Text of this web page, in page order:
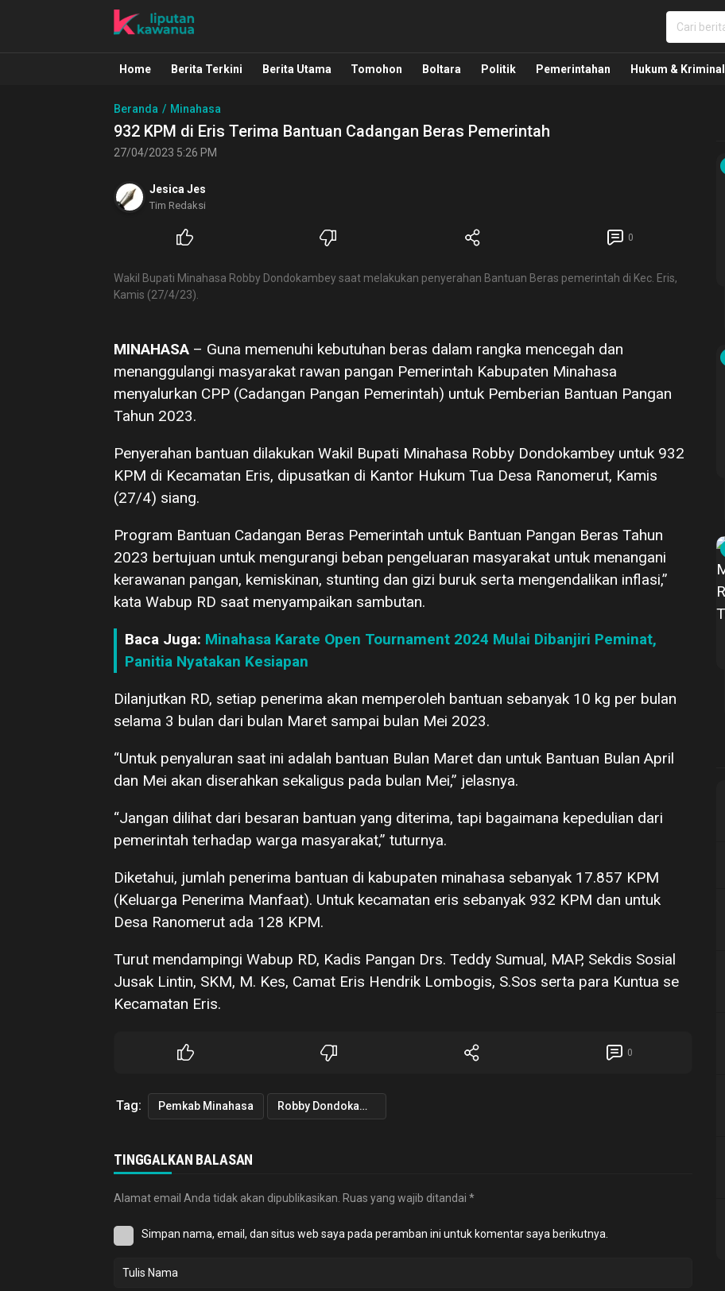
Liputan Kawanua
Berita Manado, Sulawesi Utara, Kawanua, Politik, Pemerintahan, Hukum Kriminal dan Nasional
Home Berita Terkini Berita Utama Tomohon Boltara Politik Pemerintahan Hukum & Kriminal
Beranda Minahasa
932 KPM di Eris Terima Bantuan Cadangan Beras Pemerintah
27/04/2023 5:26 PM
Jesica Jes
Tim Redaksi
0
Wakil Bupati Minahasa Robby Dondokambey saat melakukan penyerahan Bantuan Beras pemerintah di Kec. Eris,
Kamis (27/4/23).
MINAHASA – Guna memenuhi kebutuhan beras dalam rangka mencegah dan
menanggulangi masyarakat rawan pangan Pemerintah Kabupaten Minahasa
menyalurkan CPP (Cadangan Pangan Pemerintah) untuk Pemberian Bantuan Pangan
Tahun 2023.
Penyerahan bantuan dilakukan Wakil Bupati Minahasa Robby Dondokambey untuk 932
KPM di Kecamatan Eris, dipusatkan di Kantor Hukum Tua Desa Ranomerut, Kamis
(27/4) siang.
Program Bantuan Cadangan Beras Pemerintah untuk Bantuan Pangan Beras Tahun
2023 bertujuan untuk mengurangi beban pengeluaran masyarakat untuk menangani
kerawanan pangan, kemiskinan, stunting dan gizi buruk serta mengendalikan inflasi,”
kata Wabup RD saat menyampaikan sambutan.
Baca Juga: Minahasa Karate Open Tournament 2024 Mulai Dibanjiri Peminat,
Panitia Nyatakan Kesiapan
Dilanjutkan RD, setiap penerima akan memperoleh bantuan sebanyak 10 kg per bulan
selama 3 bulan dari bulan Maret sampai bulan Mei 2023.
“Untuk penyaluran saat ini adalah bantuan Bulan Maret dan untuk Bantuan Bulan April
dan Mei akan diserahkan sekaligus pada bulan Mei,” jelasnya.
“Jangan dilihat dari besaran bantuan yang diterima, tapi bagaimana kepedulian dari
pemerintah terhadap warga masyarakat,” tuturnya.
Diketahui, jumlah penerima bantuan di kabupaten minahasa sebanyak 17.857 KPM
(Keluarga Penerima Manfaat). Untuk kecamatan eris sebanyak 932 KPM dan untuk
Desa Ranomerut ada 128 KPM.
Turut mendampingi Wabup RD, Kadis Pangan Drs. Teddy Sumual, MAP, Sekdis Sosial
Jusak Lintin, SKM, M. Kes, Camat Eris Hendrik Lombogis, S.Sos serta para Kuntua se
Kecamatan Eris.
0
Tag: Pemkab Minahasa Robby Dondokambey
TINGGALKAN BALASAN
Alamat email Anda tidak akan dipublikasikan. Ruas yang wajib ditandai *
Simpan nama, email, dan situs web saya pada peramban ini untuk komentar saya berikutnya.